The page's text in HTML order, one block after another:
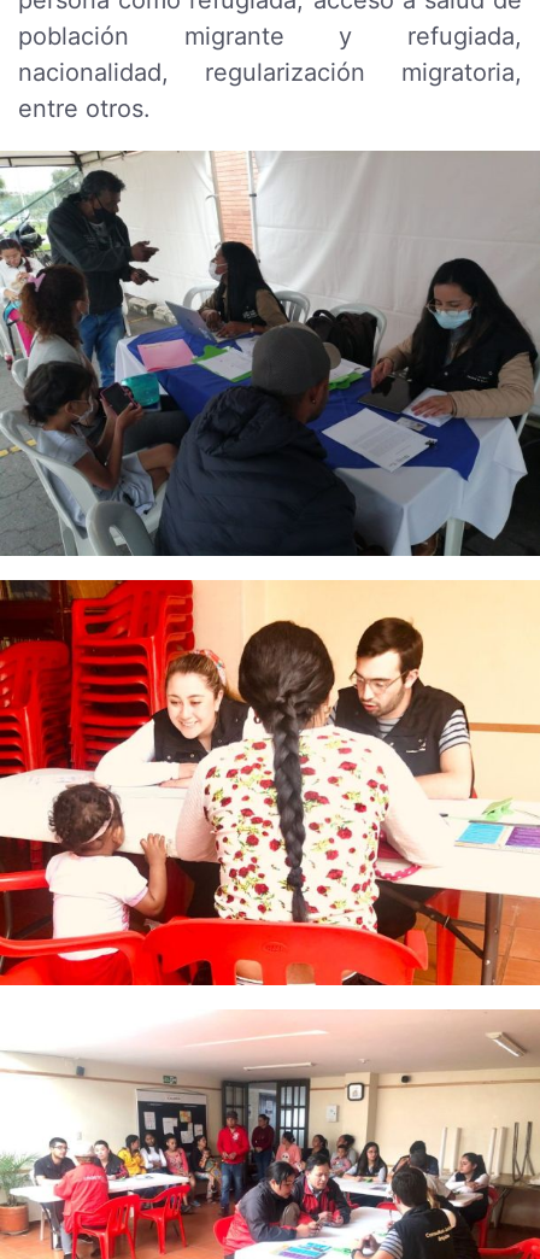
población migrante y refugiada,
nacionalidad, regularización migratoria,
entre otros.